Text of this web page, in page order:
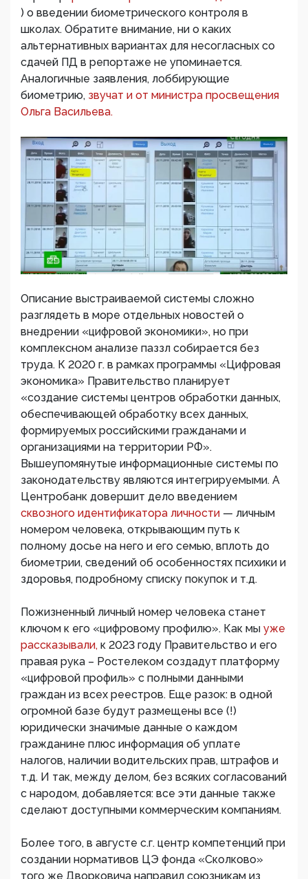
) о введении биометрического контроля в
школах. Обратите внимание, ни о каких
альтернативных вариантах для несогласных со
сдачей ПД в репортаже не упоминается.
Аналогичные заявления, лоббирующие
биометрию, звучат и от министра просвещения
Ольга Васильева.
Описание выстраиваемой системы сложно
разглядеть в море отдельных новостей о
внедрении «цифровой экономики», но при
комплексном анализе паззл собирается без
труда. К 2020 г. в рамках программы «Цифровая
экономика» Правительство планирует
«создание системы центров обработки данных,
обеспечивающей обработку всех данных,
формируемых российскими гражданами и
организациями на территории РФ».
Вышеупомянутые информационные системы по
законодательству являются интегрируемыми. А
Центробанк довершит дело введением
сквозного идентификатора личности — личным
номером человека, открывающим путь к
полному досье на него и его семью, вплоть до
биометрии, сведений об особенностях психики и
здоровья, подробному списку покупок и т.д.
Пожизненный личный номер человека станет
ключом к его «цифровому профилю». Как мы уже
рассказывали, к 2023 году Правительство и его
правая рука – Ростелеком создадут платформу
«цифровой профиль» с полными данными
граждан из всех реестров. Еще разок: в одной
огромной базе будут размещены все (!)
юридически значимые данные о каждом
гражданине плюс информация об уплате
налогов, наличии водительских прав, штрафов и
т.д. И так, между делом, без всяких согласований
с народом, добавляется: все эти данные также
сделают доступными коммерческим компаниям.
Более того, в августе с.г. центр компетенций при
создании нормативов ЦЭ фонда «Сколково»
того же Дворковича направил союзникам из